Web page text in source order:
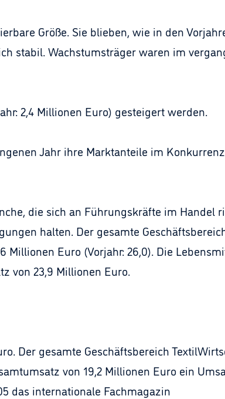
Größe. Sie blieben, wie in den
stabil. Wachstumsträger waren im
2,4 Millionen Euro) gesteigert werden.
Jahr ihre Marktanteile im
die sich an Führungskräfte im Handel
halten. Der gesamte
Millionen Euro (Vorjahr: 26,0). Die
von 23,9 Millionen Euro.
Der gesamte Geschäftsbereich
von 19,2 Millionen Euro ein
das internationale Fachmagazin